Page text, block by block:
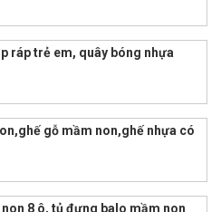
ráp trẻ em, quây bóng nhựa
gỗ mầm non,ghế nhựa có
8 ô, tủ đựng balo mầm non